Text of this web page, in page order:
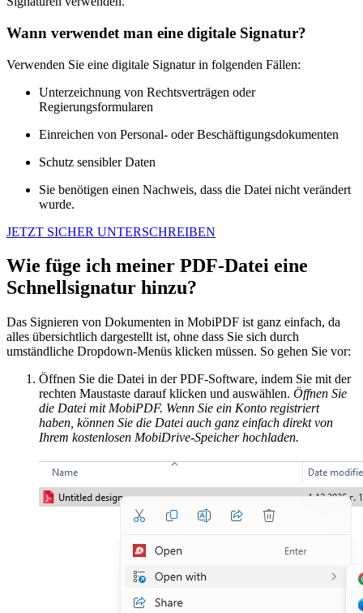
Wann verwendet man eine digitale Signatur?
Verwenden Sie eine digitale Signatur in folgenden Fällen:
Unterzeichnung von Rechtsverträgen oder
Regierungsformularen
Einreichen von Personal- oder Beschäftigungsdokumenten
Schutz sensibler Daten
Sie benötigen einen Nachweis, dass die Datei nicht verändert
wurde.
JETZT SICHER UNTERSCHREIBEN
Wie füge ich meiner PDF-Datei eine
Schnellsignatur hinzu?
Das Signieren von Dokumenten in MobiPDF ist ganz einfach, da
alles übersichtlich dargestellt ist, ohne dass Sie sich durch
umständliche Dropdown-Menüs klicken müssen. So gehen Sie vor:
Öffnen Sie die Datei in der PDF-Software, indem Sie mit der
rechten Maustaste darauf klicken und auswählen. Öffnen Sie
die Datei mit MobiPDF. Wenn Sie ein Konto registriert
haben, können Sie die Datei auch ganz einfach direkt von
Ihrem kostenlosen MobiDrive-Speicher hochladen.